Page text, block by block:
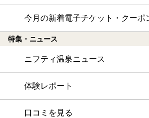
今月の新着電子チケット・クーポ
特集・ニュース
ニフティ温泉ニュース
体験レポート
口コミを見る